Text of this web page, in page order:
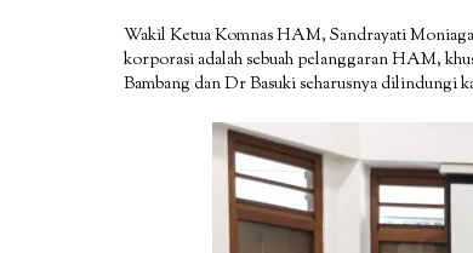
Wakil Ketua Komnas HAM, Sandrayati
korporasi adalah sebuah pelanggaran HAM,
Bambang dan Dr Basuki seharusnya dilindungi